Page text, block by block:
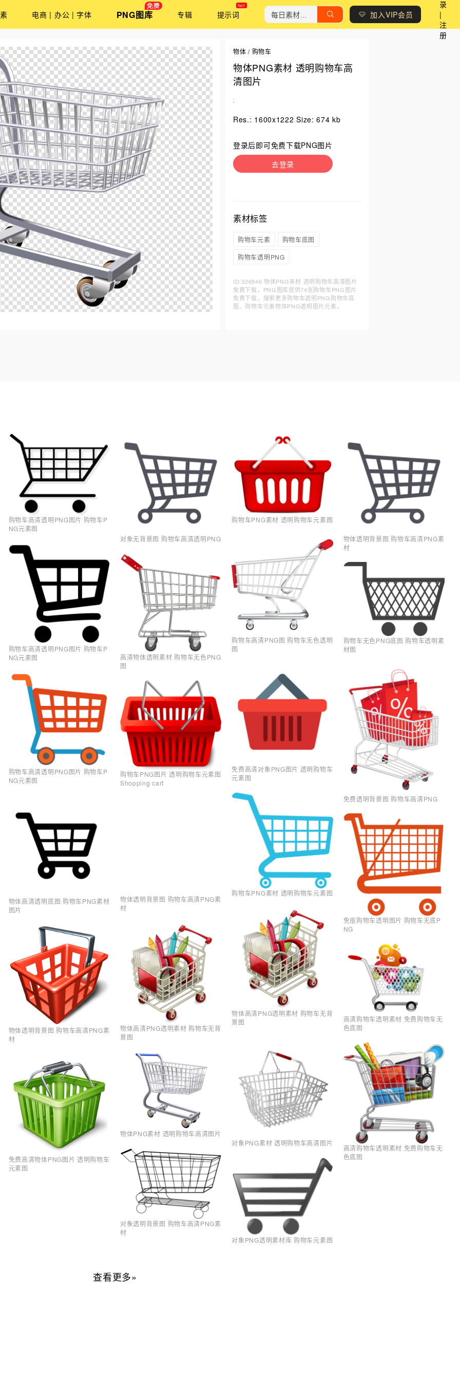
电商 | 办公 | 字体 PNG图库 专辑 提示词 加入VIP会员
录
|
注
册
物体 / 购物车
物体PNG素材 透明购物车高
清图片
;
Res.: 1600x1222 Size: 674 kb
登录后即可免费下载PNG图片
去登录
素材标签
购物车元素
购物车底图
购物车透明PNG
ID:326946 物体PNG素材 透明购物车高清图片
免费下载，PNG图库提供74张购物车PNG图片
免费下载，搜索更多购物车透明PNG购物车底
图、购物车元素物体PNG透明图片元素。
购物车高清透明PNG图片 购物车P
NG元素图
购物车高清透明PNG图片 购物车P
NG元素图
购物车高清透明PNG图片 购物车P
NG元素图
物体高清透明底图 购物车PNG素材
图片
物体透明背景图 购物车高清PNG素
材
免费高清物体PNG图片 透明购物车
元素图
对象无背景图 购物车高清透明PNG
高清物体透明素材 购物车无色PNG
图
购物车PNG图片 透明购物车元素图
Shopping cart
物体透明背景图 购物车高清PNG素
材
物体高清PNG透明素材 购物车无背
景图
物体PNG素材 透明购物车高清图片
对象透明背景图 购物车高清PNG素
材
购物车PNG素材 透明购物车元素图
购物车高清PNG图 购物车无色透明
图
免费高清对象PNG图片 透明购物车
元素图
购物车PNG素材 透明购物车元素图
物体高清PNG透明素材 购物车无背
景图
对象PNG素材 透明购物车高清图片
对象PNG透明素材库 购物车元素图
物体透明背景图 购物车高清PNG素
材
购物车无色PNG底图 购物车透明素
材图
免费透明背景图 购物车高清PNG
免抠购物车透明图片 购物车无底P
NG
高清购物车透明素材 免费购物车无
色底图
高清购物车透明素材 免费购物车无
色底图
查看更多»